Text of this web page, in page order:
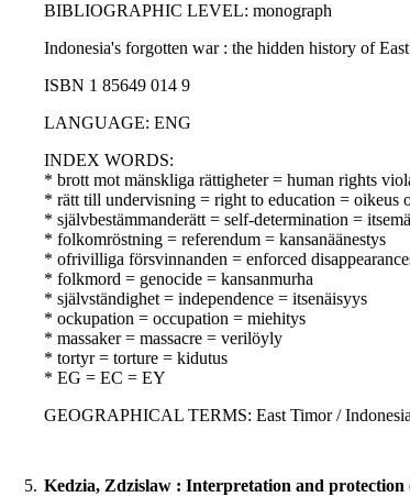
BIBLIOGRAPHIC LEVEL: monograph
Indonesia's forgotten war : the hidden history of
ISBN 1 85649 014 9
LANGUAGE: ENG
INDEX WORDS:
* brott mot mänskliga rättigheter = human rights
* rätt till undervisning = right to education = oikeus
* självbestämmanderätt = self-determination =
* folkomröstning = referendum = kansanäänestys
* ofrivilliga försvinnanden = enforced
* folkmord = genocide = kansanmurha
* självständighet = independence = itsenäisyys
* ockupation = occupation = miehitys
* massaker = massacre = verilöyly
* tortyr = torture = kidutus
* EG = EC = EY
GEOGRAPHICAL TERMS: East Timor /
5. Kedzia, Zdzislaw : Interpretation and protection